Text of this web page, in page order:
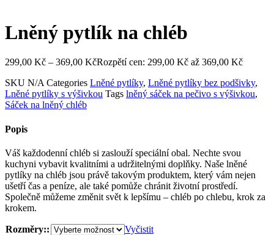
Lněný pytlík na chléb
299,00 Kč – 369,00 KčRozpětí cen: 299,00 Kč až 369,00 Kč
SKU N/ACategories Lněné pytlíky, Lněné pytlíky bez podšivky,
Lněné pytlíky s výšivkou Tags lněný sáček na pečivo s výšivkou,
Sáček na lněný chléb
Popis
Váš každodenní chléb si zaslouží speciální obal. Nechte svou
kuchyni vybavit kvalitními a udržitelnými doplňky. Naše lněné
pytlíky na chléb jsou právě takovým produktem, který vám nejen
ušetří čas a peníze, ale také pomůže chránit životní prostředí.
Společně můžeme změnit svět k lepšímu – chléb po chlebu, krok za
krokem.
Rozměry::
Vyčistit